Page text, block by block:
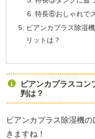
特長⑥おしゃれで
ビアンカプラス除湿
リットは？
ビアンカプラスコン
判は？
ビアンカプラス除湿機
きますね！